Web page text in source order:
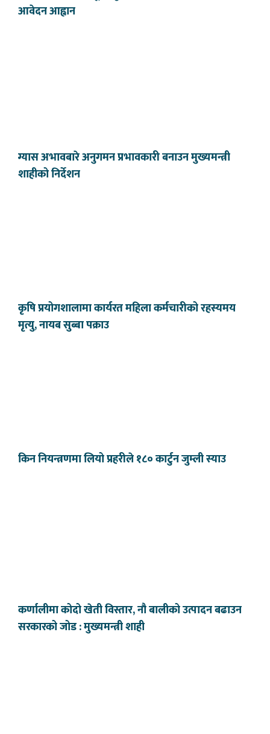
आवेदन आह्वान
ग्यास अभावबारे अनुगमन प्रभावकारी बनाउन मुख्यमन्त्री
शाहीको निर्देशन
कृषि प्रयोगशालामा कार्यरत महिला कर्मचारीको रहस्यमय
मृत्यु, नायब सुब्बा पक्राउ
किन नियन्त्रणमा लियो प्रहरीले १८० कार्टुन जुम्ली स्याउ
कर्णालीमा कोदो खेती विस्तार, नौ बालीको उत्पादन बढाउन
सरकारको जोड : मुख्यमन्त्री शाही